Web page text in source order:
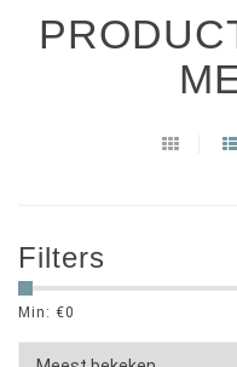
Filters
Min: €0